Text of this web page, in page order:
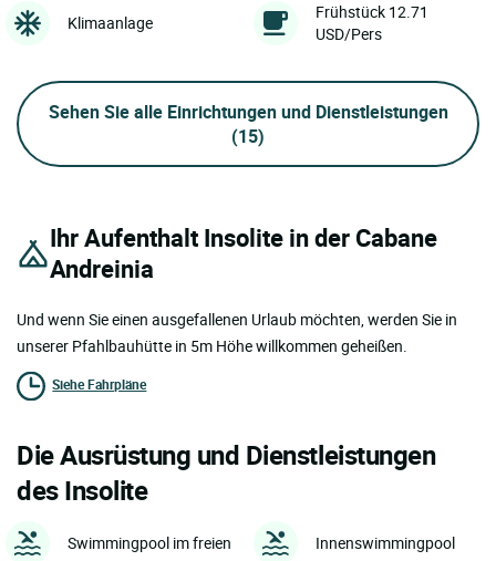
Klimaanlage
Frühstück 12.71
USD/Pers
Sehen Sie alle Einrichtungen und Dienstleistungen
(15)
Ihr Aufenthalt Insolite in der Cabane
Andreinia
Und wenn Sie einen ausgefallenen Urlaub möchten, werden Sie in
unserer Pfahlbauhütte in 5m Höhe willkommen geheißen.
Siehe Fahrpläne
Die Ausrüstung und Dienstleistungen
des Insolite
Swimmingpool im freien Innenswimmingpool